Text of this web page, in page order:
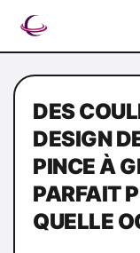
DES
DESIGN
PINCE À
PARFAIT
QUELLE